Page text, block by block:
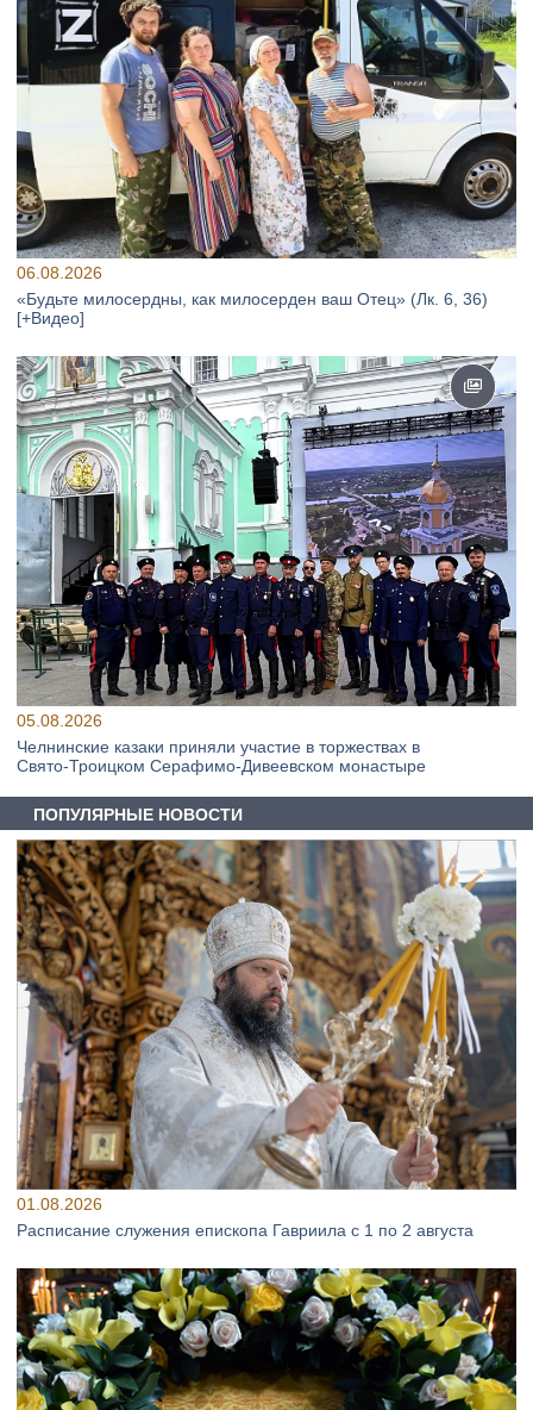
06.08.2026
«Будьте милосердны, как милосерден ваш Отец» (Лк. 6, 36)
[+Видео]
05.08.2026
Челнинские казаки приняли участие в торжествах в
Свято‑Троицком Серафимо‑Дивеевском монастыре
ПОПУЛЯРНЫЕ НОВОСТИ
01.08.2026
Расписание служения епископа Гавриила с 1 по 2 августа